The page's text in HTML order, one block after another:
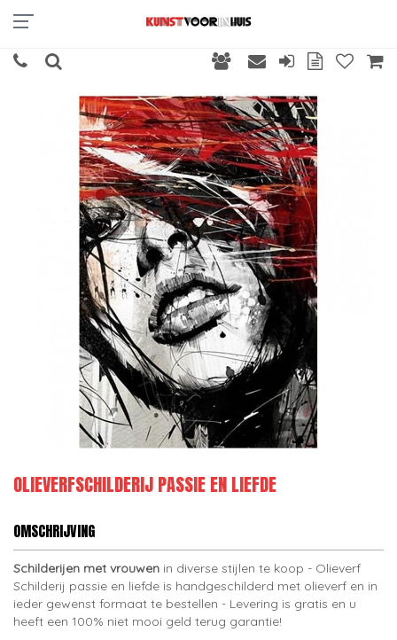
OLIEVERFSCHILDERIJ PASSIE EN LIEFDE
OMSCHRIJVING
Schilderijen met vrouwen in diverse stijlen te koop - Olieverf
Schilderij passie en liefde is handgeschilderd met olieverf en in
ieder gewenst formaat te bestellen - Levering is gratis en u
heeft een 100% niet mooi geld terug garantie!